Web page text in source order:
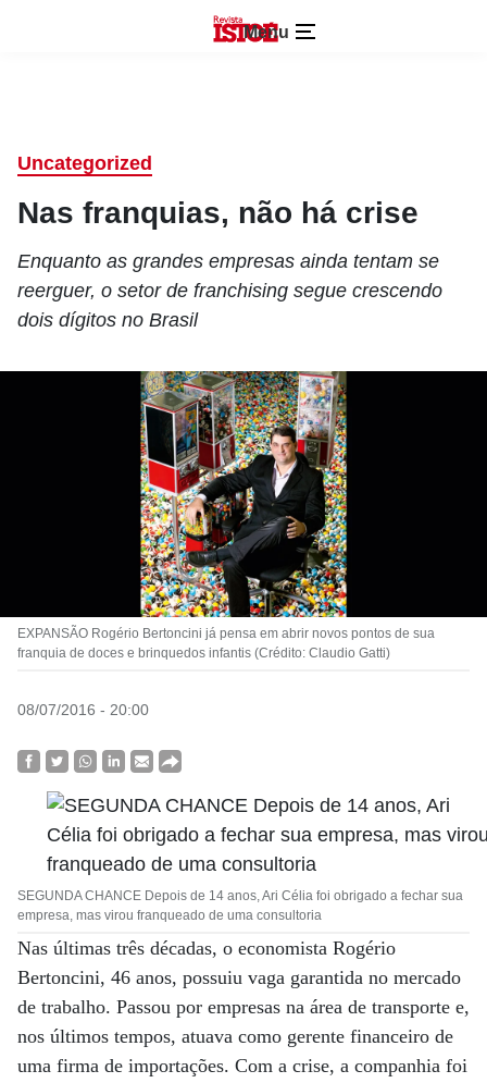
Menu
Uncategorized
Nas franquias, não há crise
Enquanto as grandes empresas ainda tentam se
reerguer, o setor de franchising segue crescendo
dois dígitos no Brasil
EXPANSÃO Rogério Bertoncini já pensa em abrir novos pontos de sua
franquia de doces e brinquedos infantis (Crédito: Claudio Gatti)
08/07/2016 - 20:00
SEGUNDA CHANCE Depois de 14 anos, Ari Célia foi obrigado a fechar sua
empresa, mas virou franqueado de uma consultoria
Nas últimas três décadas, o economista Rogério
Bertoncini, 46 anos, possuiu vaga garantida no mercado
de trabalho. Passou por empresas na área de transporte e,
nos últimos tempos, atuava como gerente financeiro de
uma firma de importações. Com a crise, a companhia foi